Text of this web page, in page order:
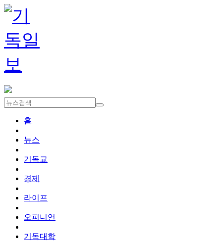
홈
뉴스
기독교
경제
라이프
오피니언
기독대학